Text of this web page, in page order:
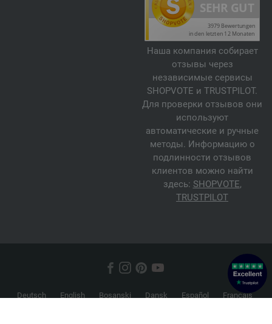
Наша компания собирает
отзывы через
независимые сервисы
SHOPVOTE и TRUSTPILOT.
Для проверки отзывов они
используют
автоматические и ручные
методы. Информацию о
подлинности отзывов
клиентов можно найти
здесь: SHOPVOTE,
TRUSTPILOT
Deutsch English Bosanski Dansk Español
Français